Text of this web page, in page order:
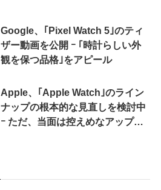
Google、｢Pixel Watch 5｣のティ
ザー動画を公開 ｰ ｢時計らしい外
観を保つ品格｣をアピール
Apple、｢Apple Watch｣のライン
ナップの根本的な見直しを検討中
ｰ ただ、当面は控えめなアップグ